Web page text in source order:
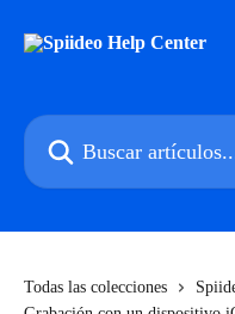
Buscar artículos...
Todas las colecciones